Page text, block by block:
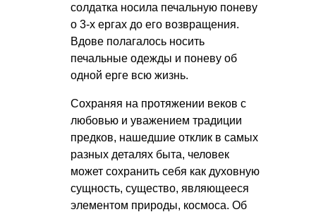
солдатка носила печальную поневу
о 3-х ергах до его возвращения.
Вдове полагалось носить
печальные одежды и поневу об
одной ерге всю жизнь.
Сохраняя на протяжении веков с
любовью и уважением традиции
предков, нашедшие отклик в самых
разных деталях быта, человек
может сохранить себя как духовную
сущность, существо, являющееся
элементом природы, космоса. Об